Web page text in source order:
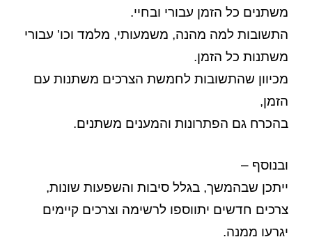
משתנים כל הזמן עבורי ובחיי.
התשובות למה מהנה, משמעותי, מלמד וכו' עבורי
משתנות כל הזמן.
מכיוון שהתשובות לחמשת הצרכים משתנות עם
הזמן,
בהכרח גם הפתרונות והמענים משתנים.
ובנוסף –
ייתכן שבהמשך, בגלל סיבות והשפעות שונות,
צרכים חדשים יתווספו לרשימה וצרכים קיימים
יגרעו ממנה.